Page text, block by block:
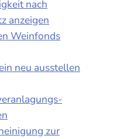
nach
anzeigen
Weinfonds
neu ausstellen
zur